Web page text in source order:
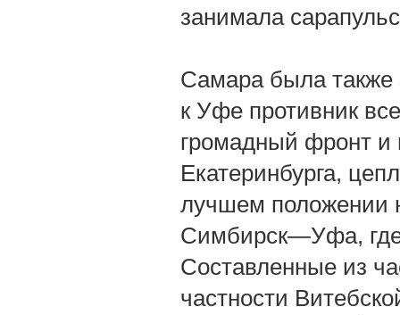
занимала
Самара была также
к Уфе противник
громадный фронт и
Екатеринбурга,
лучшем положении
Симбирск—Уфа,
Составленные из
частности